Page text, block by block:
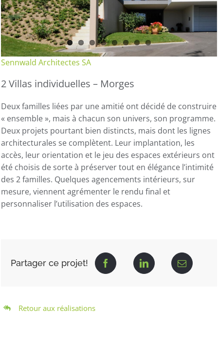
Sennwald Architectes SA
2 Villas individuelles – Morges
Deux familles liées par une amitié ont décidé de construire
« ensemble », mais à chacun son univers, son programme.
Deux projets pourtant bien distincts, mais dont les lignes
architecturales se complètent. Leur implantation, les
accès, leur orientation et le jeu des espaces extérieurs ont
été choisis de sorte à préserver tout en élégance l’intimité
des 2 familles. Quelques agencements intérieurs, sur
mesure, viennent agrémenter le rendu final et
personnaliser l’utilisation des espaces.
Partager ce projet!
Retour aux réalisations